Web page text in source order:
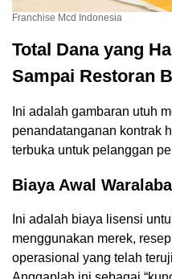
Franchise Mcd Indonesia
Total Dana yang
Sampai Restoran
Ini adalah gambaran utuh
penandatanganan kontrak
terbuka untuk pelanggan
Biaya Awal
Ini adalah biaya lisensi
menggunakan merek,
operasional yang telah